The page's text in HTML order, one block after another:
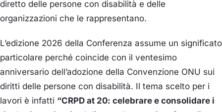
diretto delle persone con disabilità e delle
organizzazioni che le rappresentano.
L’edizione 2026 della Conferenza assume un significato
particolare perché coincide con il ventesimo
anniversario dell’adozione della Convenzione ONU sui
diritti delle persone con disabilità. Il tema scelto per i
lavori è infatti “CRPD at 20: celebrare e consolidare i